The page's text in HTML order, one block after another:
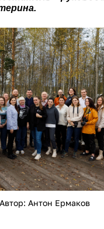
Автор: Антон Ермаков